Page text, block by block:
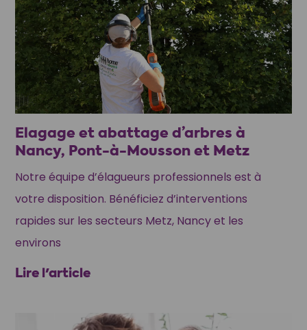
Elagage et abattage d’arbres à
Nancy, Pont-à-Mousson et Metz
Notre équipe d’élagueurs professionnels est à
votre disposition. Bénéficiez d’interventions
rapides sur les secteurs Metz, Nancy et les
environs
Lire l'article